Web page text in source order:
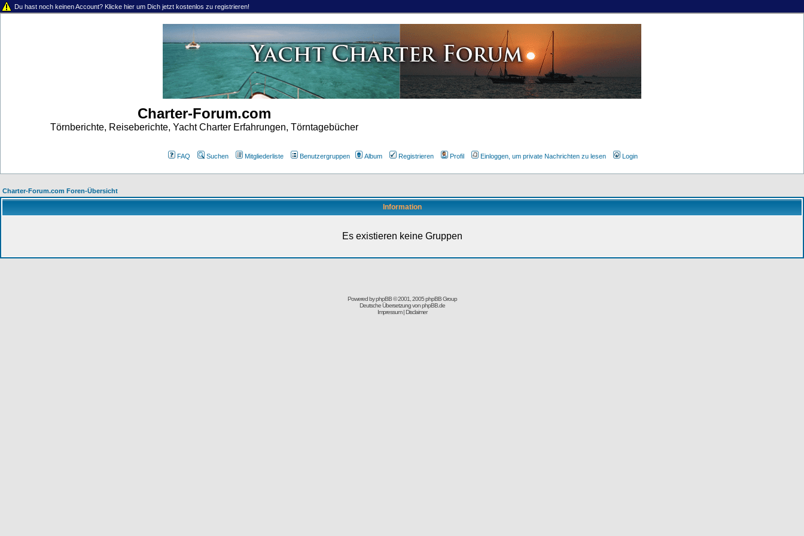
Du hast noch keinen Account? Klicke hier um Dich jetzt kostenlos zu registrieren!
Charter-Forum.com
Törnberichte, Reiseberichte, Yacht Charter Erfahrungen, Törntagebücher
FAQ Suchen Mitgliederliste Benutzergruppen Album Registrieren Profil Einloggen, um private Nachrichten zu lesen Login
Charter-Forum.com Foren-Übersicht
Information
Es existieren keine Gruppen
Powered byphpBB© 2001, 2005 phpBB Group
Deutsche Übersetzung vonphpBB.de
Impressum|Disclaimer